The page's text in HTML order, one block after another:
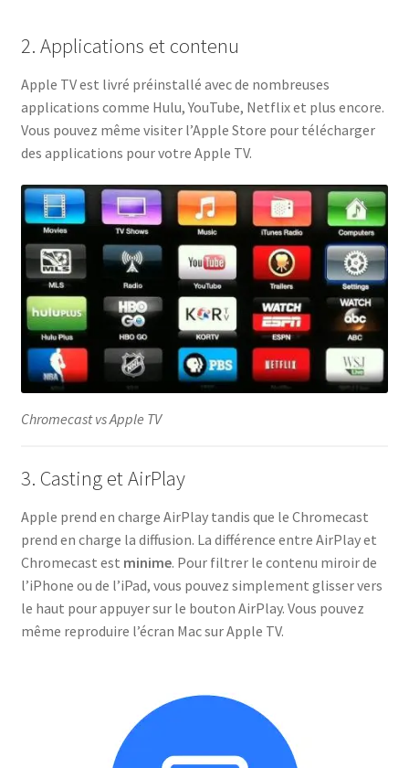
2. Applications et contenu
Apple TV est livré préinstallé avec de nombreuses
applications comme Hulu, YouTube, Netflix et plus encore.
Vous pouvez même visiter l’Apple Store pour télécharger
des applications pour votre Apple TV.
Chromecast vs Apple TV
3. Casting et AirPlay
Apple prend en charge AirPlay tandis que le Chromecast
prend en charge la diffusion. La différence entre AirPlay et
Chromecast est minime. Pour filtrer le contenu miroir de
l’iPhone ou de l’iPad, vous pouvez simplement glisser vers
le haut pour appuyer sur le bouton AirPlay. Vous pouvez
même reproduire l’écran Mac sur Apple TV.